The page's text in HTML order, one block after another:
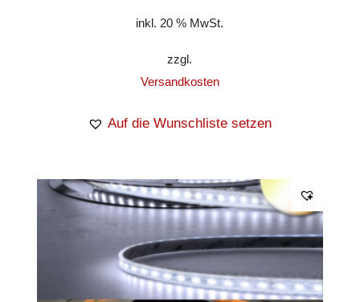
inkl. 20 % MwSt.
zzgl.
Versandkosten
Auf die Wunschliste setzen